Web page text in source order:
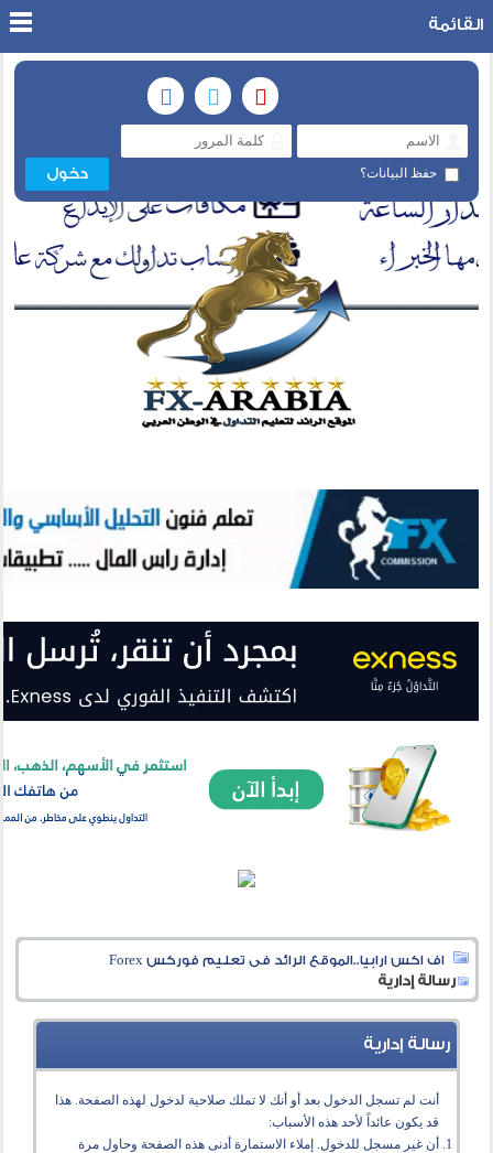
حفظ البيانات؟
القائمة
اف اكس ارابيا..الموقع الرائد فى تعليم فوركس Forex
رسالة إدارية
رسالة إدارية
أنت لم تسجل الدخول بعد أو أنك لا تملك صلاحية لدخول لهذه الصفحة. هذا
قد يكون عائداً لأحد هذه الأسباب:
أن غير مسجل للدخول. إملاء الاستمارة أدنى هذه الصفحة وحاول مرة